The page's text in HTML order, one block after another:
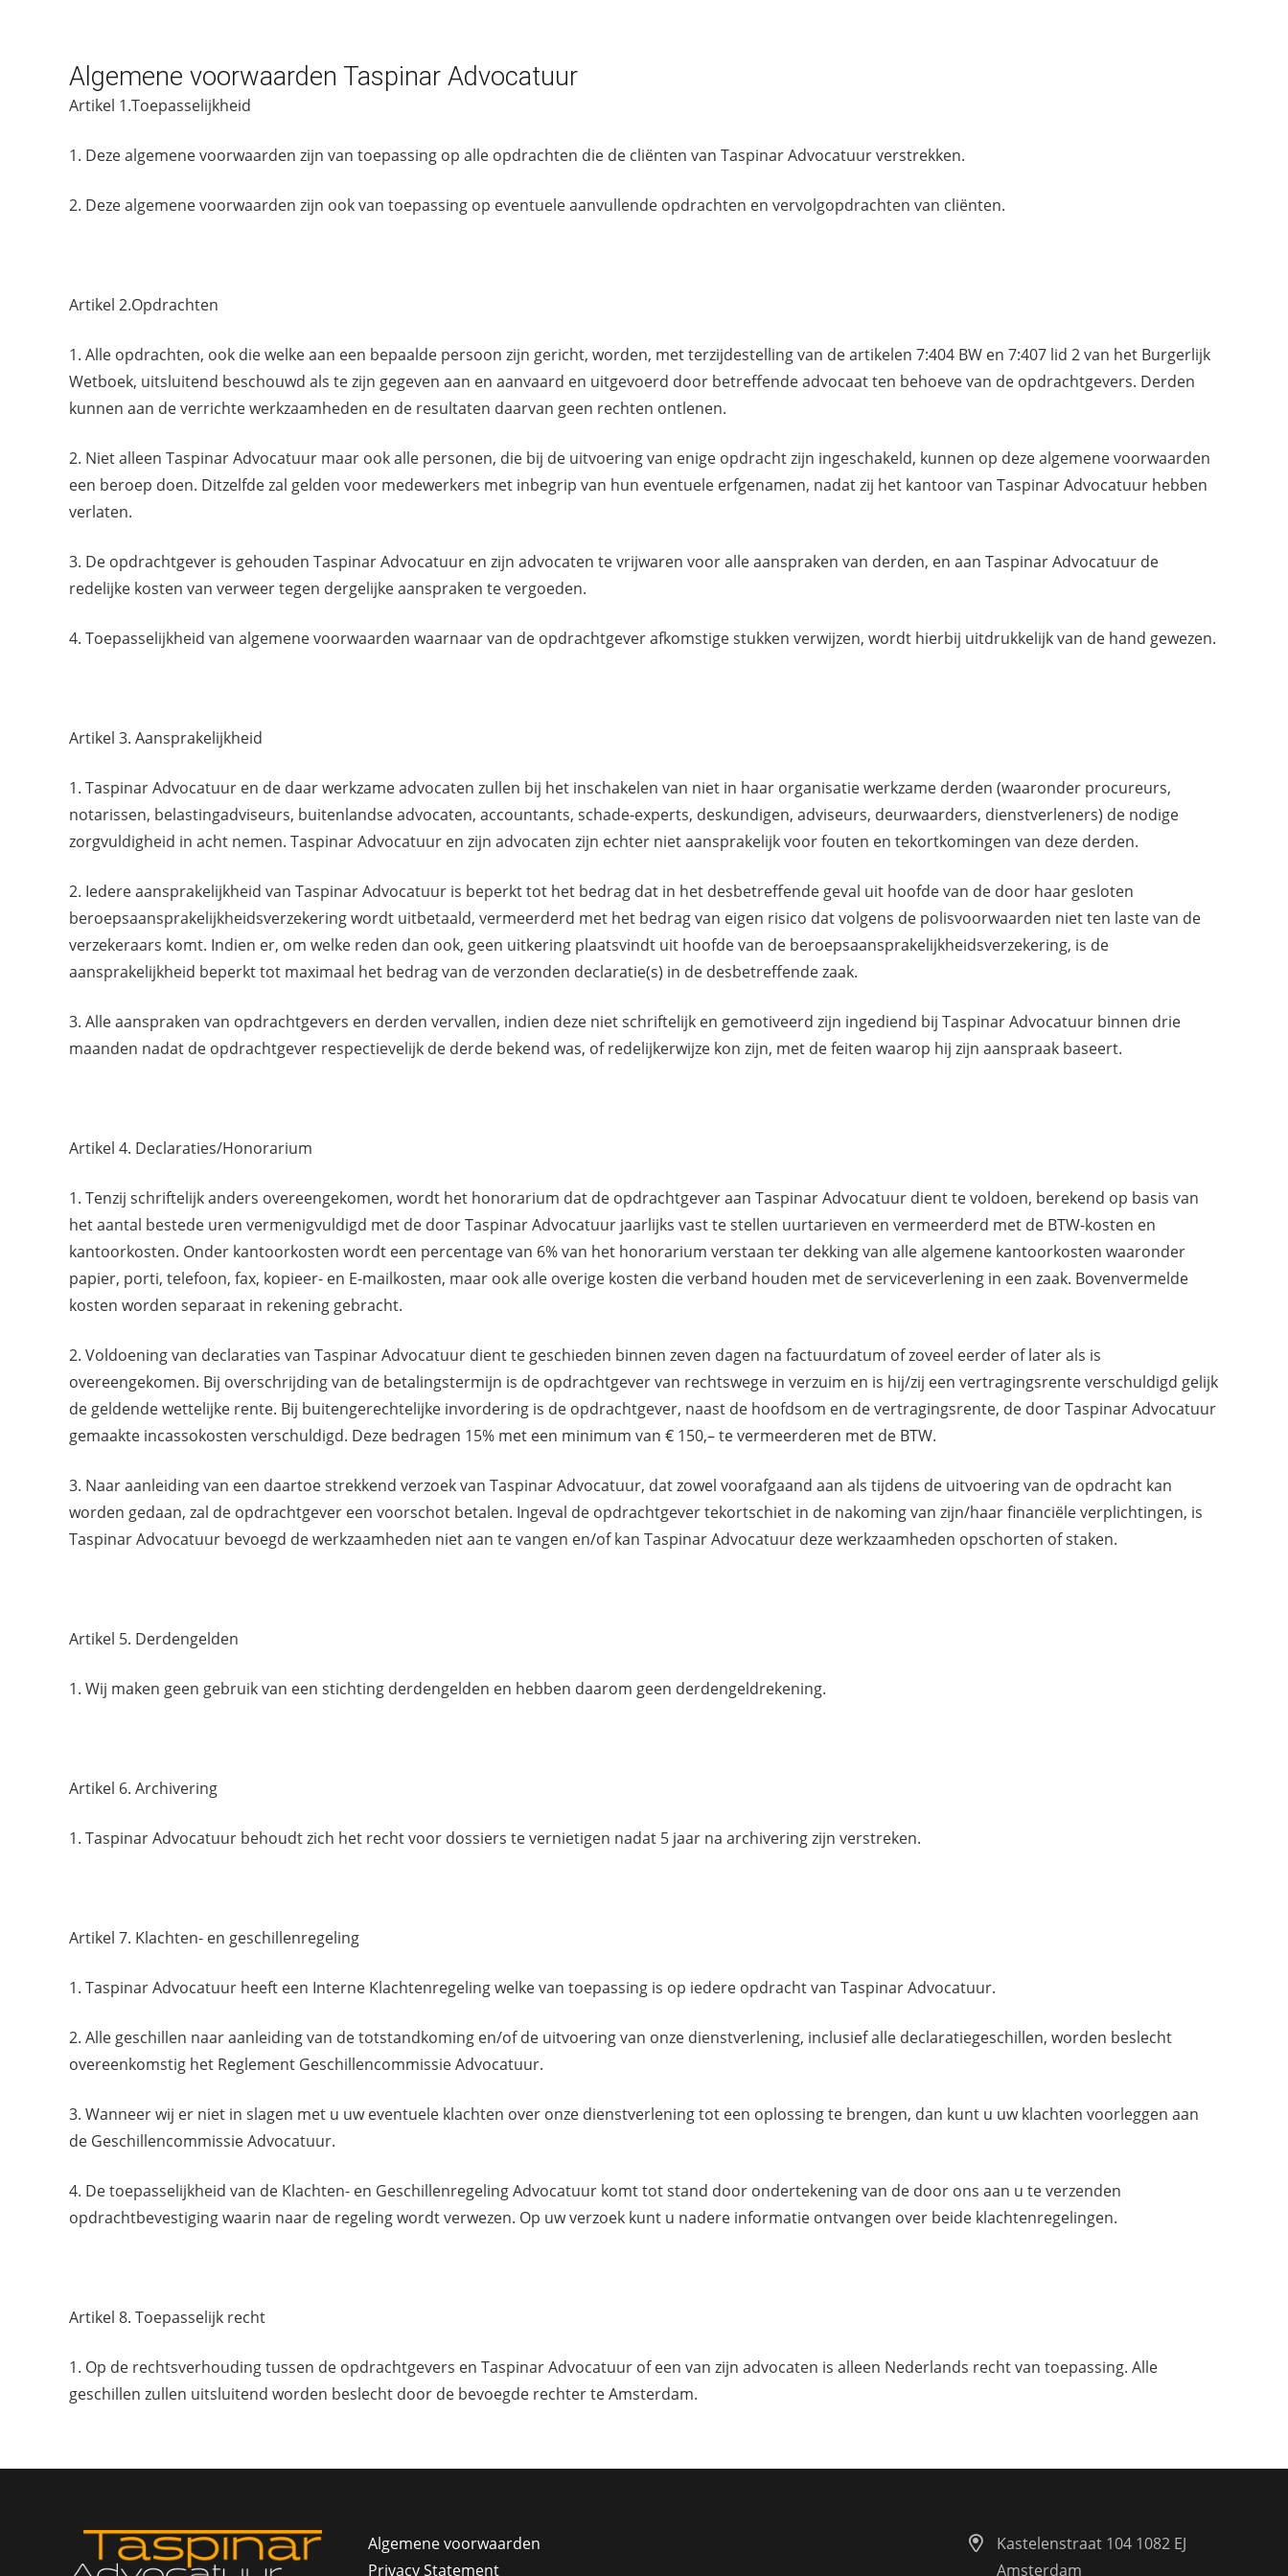
Algemene voorwaarden Taspinar Advocatuur
Artikel 1.Toepasselijkheid
1. Deze algemene voorwaarden zijn van toepassing op alle opdrachten die de cliënten van Taspinar Advocatuur verstrekken.
2. Deze algemene voorwaarden zijn ook van toepassing op eventuele aanvullende opdrachten en vervolgopdrachten van cliënten.
Artikel 2.Opdrachten
1. Alle opdrachten, ook die welke aan een bepaalde persoon zijn gericht, worden, met terzijdestelling van de artikelen 7:404 BW en 7:407 lid 2 van het Burgerlijk
Wetboek, uitsluitend beschouwd als te zijn gegeven aan en aanvaard en uitgevoerd door betreffende advocaat ten behoeve van de opdrachtgevers. Derden
kunnen aan de verrichte werkzaamheden en de resultaten daarvan geen rechten ontlenen.
2. Niet alleen Taspinar Advocatuur maar ook alle personen, die bij de uitvoering van enige opdracht zijn ingeschakeld, kunnen op deze algemene voorwaarden
een beroep doen. Ditzelfde zal gelden voor medewerkers met inbegrip van hun eventuele erfgenamen, nadat zij het kantoor van Taspinar Advocatuur hebben
verlaten.
3. De opdrachtgever is gehouden Taspinar Advocatuur en zijn advocaten te vrijwaren voor alle aanspraken van derden, en aan Taspinar Advocatuur de
redelijke kosten van verweer tegen dergelijke aanspraken te vergoeden.
4. Toepasselijkheid van algemene voorwaarden waarnaar van de opdrachtgever afkomstige stukken verwijzen, wordt hierbij uitdrukkelijk van de hand gewezen.
Artikel 3. Aansprakelijkheid
1. Taspinar Advocatuur en de daar werkzame advocaten zullen bij het inschakelen van niet in haar organisatie werkzame derden (waaronder procureurs,
notarissen, belastingadviseurs, buitenlandse advocaten, accountants, schade-experts, deskundigen, adviseurs, deurwaarders, dienstverleners) de nodige
zorgvuldigheid in acht nemen. Taspinar Advocatuur en zijn advocaten zijn echter niet aansprakelijk voor fouten en tekortkomingen van deze derden.
2. Iedere aansprakelijkheid van Taspinar Advocatuur is beperkt tot het bedrag dat in het desbetreffende geval uit hoofde van de door haar gesloten
beroepsaansprakelijkheidsverzekering wordt uitbetaald, vermeerderd met het bedrag van eigen risico dat volgens de polisvoorwaarden niet ten laste van de
verzekeraars komt. Indien er, om welke reden dan ook, geen uitkering plaatsvindt uit hoofde van de beroepsaansprakelijkheidsverzekering, is de
aansprakelijkheid beperkt tot maximaal het bedrag van de verzonden declaratie(s) in de desbetreffende zaak.
3. Alle aanspraken van opdrachtgevers en derden vervallen, indien deze niet schriftelijk en gemotiveerd zijn ingediend bij Taspinar Advocatuur binnen drie
maanden nadat de opdrachtgever respectievelijk de derde bekend was, of redelijkerwijze kon zijn, met de feiten waarop hij zijn aanspraak baseert.
Artikel 4. Declaraties/Honorarium
1. Tenzij schriftelijk anders overeengekomen, wordt het honorarium dat de opdrachtgever aan Taspinar Advocatuur dient te voldoen, berekend op basis van
het aantal bestede uren vermenigvuldigd met de door Taspinar Advocatuur jaarlijks vast te stellen uurtarieven en vermeerderd met de BTW-kosten en
kantoorkosten. Onder kantoorkosten wordt een percentage van 6% van het honorarium verstaan ter dekking van alle algemene kantoorkosten waaronder
papier, porti, telefoon, fax, kopieer- en E-mailkosten, maar ook alle overige kosten die verband houden met de serviceverlening in een zaak. Bovenvermelde
kosten worden separaat in rekening gebracht.
2. Voldoening van declaraties van Taspinar Advocatuur dient te geschieden binnen zeven dagen na factuurdatum of zoveel eerder of later als is
overeengekomen. Bij overschrijding van de betalingstermijn is de opdrachtgever van rechtswege in verzuim en is hij/zij een vertragingsrente verschuldigd gelijk
de geldende wettelijke rente. Bij buitengerechtelijke invordering is de opdrachtgever, naast de hoofdsom en de vertragingsrente, de door Taspinar Advocatuur
gemaakte incassokosten verschuldigd. Deze bedragen 15% met een minimum van € 150,– te vermeerderen met de BTW.
3. Naar aanleiding van een daartoe strekkend verzoek van Taspinar Advocatuur, dat zowel voorafgaand aan als tijdens de uitvoering van de opdracht kan
worden gedaan, zal de opdrachtgever een voorschot betalen. Ingeval de opdrachtgever tekortschiet in de nakoming van zijn/haar financiële verplichtingen, is
Taspinar Advocatuur bevoegd de werkzaamheden niet aan te vangen en/of kan Taspinar Advocatuur deze werkzaamheden opschorten of staken.
Artikel 5. Derdengelden
1. Wij maken geen gebruik van een stichting derdengelden en hebben daarom geen derdengeldrekening.
Artikel 6. Archivering
1. Taspinar Advocatuur behoudt zich het recht voor dossiers te vernietigen nadat 5 jaar na archivering zijn verstreken.
Artikel 7. Klachten- en geschillenregeling
1. Taspinar Advocatuur heeft een Interne Klachtenregeling welke van toepassing is op iedere opdracht van Taspinar Advocatuur.
2. Alle geschillen naar aanleiding van de totstandkoming en/of de uitvoering van onze dienstverlening, inclusief alle declaratiegeschillen, worden beslecht
overeenkomstig het Reglement Geschillencommissie Advocatuur.
3. Wanneer wij er niet in slagen met u uw eventuele klachten over onze dienstverlening tot een oplossing te brengen, dan kunt u uw klachten voorleggen aan
de Geschillencommissie Advocatuur.
4. De toepasselijkheid van de Klachten- en Geschillenregeling Advocatuur komt tot stand door ondertekening van de door ons aan u te verzenden
opdrachtbevestiging waarin naar de regeling wordt verwezen. Op uw verzoek kunt u nadere informatie ontvangen over beide klachtenregelingen.
Artikel 8. Toepasselijk recht
1. Op de rechtsverhouding tussen de opdrachtgevers en Taspinar Advocatuur of een van zijn advocaten is alleen Nederlands recht van toepassing. Alle
geschillen zullen uitsluitend worden beslecht door de bevoegde rechter te Amsterdam.
Algemene voorwaarden
Privacy Statement
Kastelenstraat 104 1082 EJ
Amsterdam